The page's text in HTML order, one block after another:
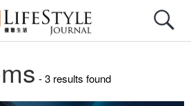
- 3 results found